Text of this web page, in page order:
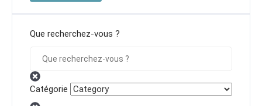
Que recherchez-vous ?
Catégorie